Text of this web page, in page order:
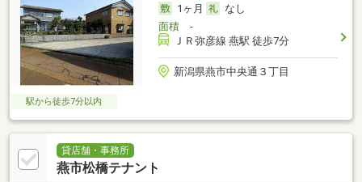
1ヶ月
なし
面積-
ＪＲ弥彦線 燕駅 徒歩7分
新潟県燕市中央通３丁目
駅から徒歩7分以内
貸店舗・事務所
燕市松橋テナント